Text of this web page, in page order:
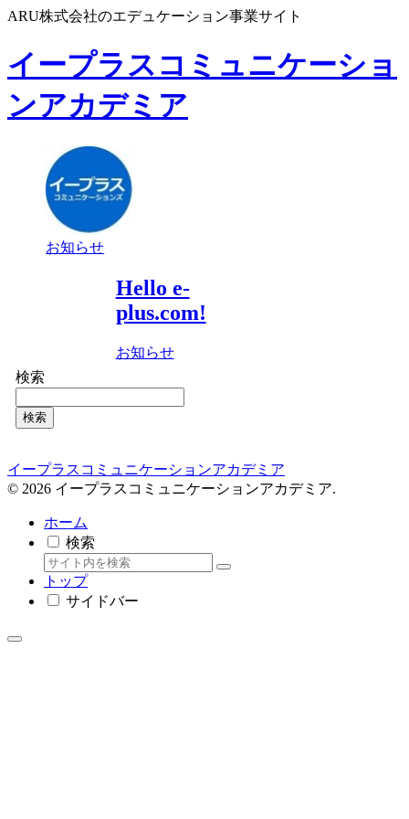
ARU株式会社のエデュケーション事業サイト
イープラスコミュニケーショ
ンアカデミア
お知らせ
Hello e-
plus.com!
お知らせ
検索
検索
イープラスコミュニケーションアカデミア
© 2026 イープラスコミュニケーションアカデミア.
ホーム
検索
トップ
サイドバー